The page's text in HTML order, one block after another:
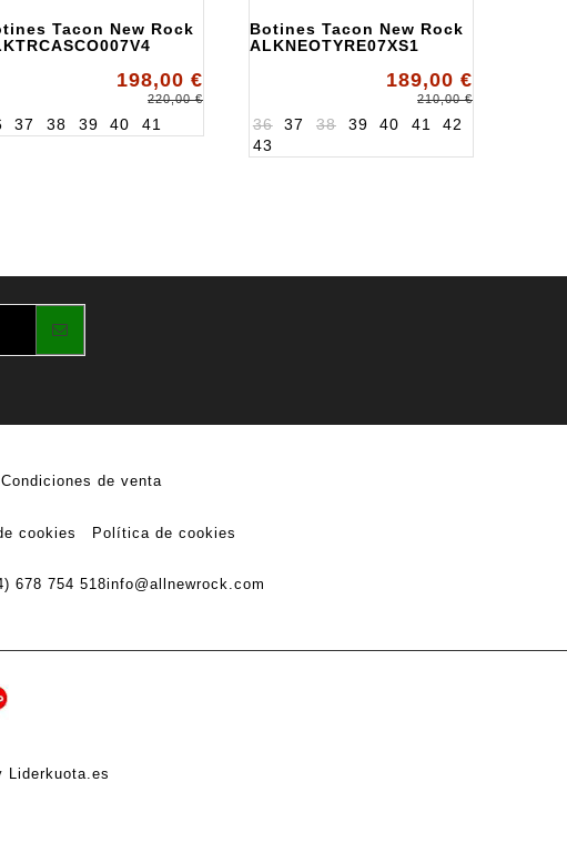
Tacon New Rock
198,00 €
220,00 €
37 38 39 40 41
Botines Tacon New Rock
ALKNEOTYRE07XS1
189,00 €
210,00 €
36 37 38 39 40 41
42
43
Condiciones de venta
cookies Política de cookies
678 754 518info@allnewrock.com
Liderkuota.es